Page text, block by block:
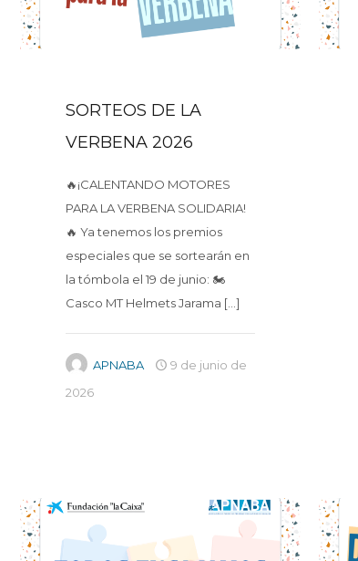
SORTEOS DE LA
VERBENA 2026
🔥¡CALENTANDO MOTORES
PARA LA VERBENA SOLIDARIA!
🔥 Ya tenemos los premios
especiales que se sortearán en
la tómbola el 19 de junio: 🏍️
Casco MT Helmets Jarama […]
APNABA
9 de junio de
2026